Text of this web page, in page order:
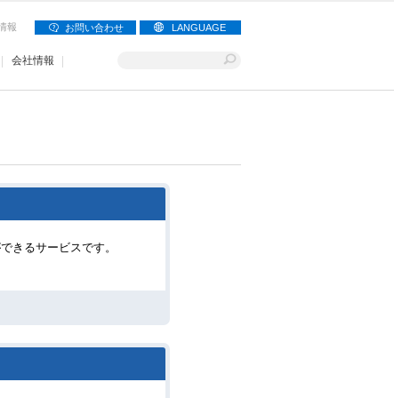
報 お問い合わせ LANGUAGE
会社情報
きるサービスです。